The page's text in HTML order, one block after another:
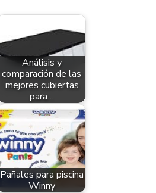
Análisis y
comparación de las
mejores cubiertas
para…
Pañales para piscina
Winny